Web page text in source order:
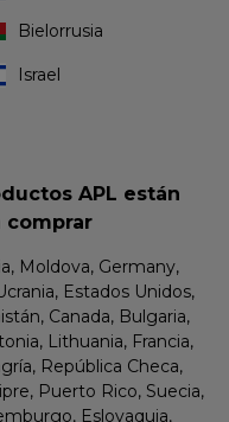
APL están
comprar
Moldova, Germany,
Estados Unidos,
Canada, Bulgaria,
Lithuania, Francia,
República Checa,
Puerto Rico, Suecia,
Eslovaquia,
Bielorrusia
Israel